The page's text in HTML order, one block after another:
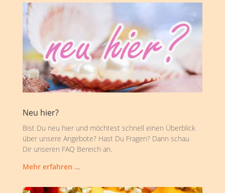
Neu hier?
Bist Du neu hier und möchtest schnell einen Überblick
über unsere Angebote? Hast Du Fragen? Dann schau
Dir unseren FAQ Bereich an.
Mehr erfahren …